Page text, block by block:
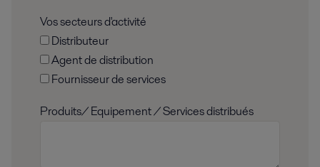
Vos secteurs d'activité
Distributeur
Agent de distribution
Fournisseur de services
Produits/ Equipement / Services distribués